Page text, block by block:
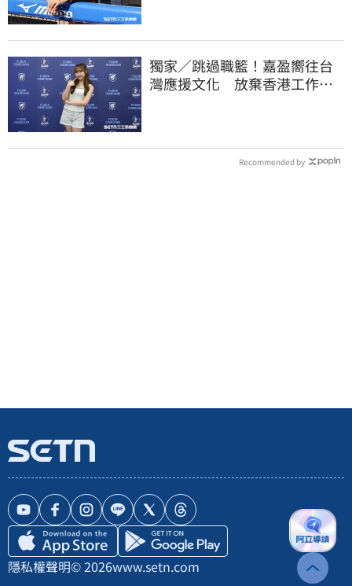
獨家／跳過職籃！嘉盈嚮往台
灣應援文化 放棄香港工作跨
Recommended by
隱私權聲明© 2026www.setn.com